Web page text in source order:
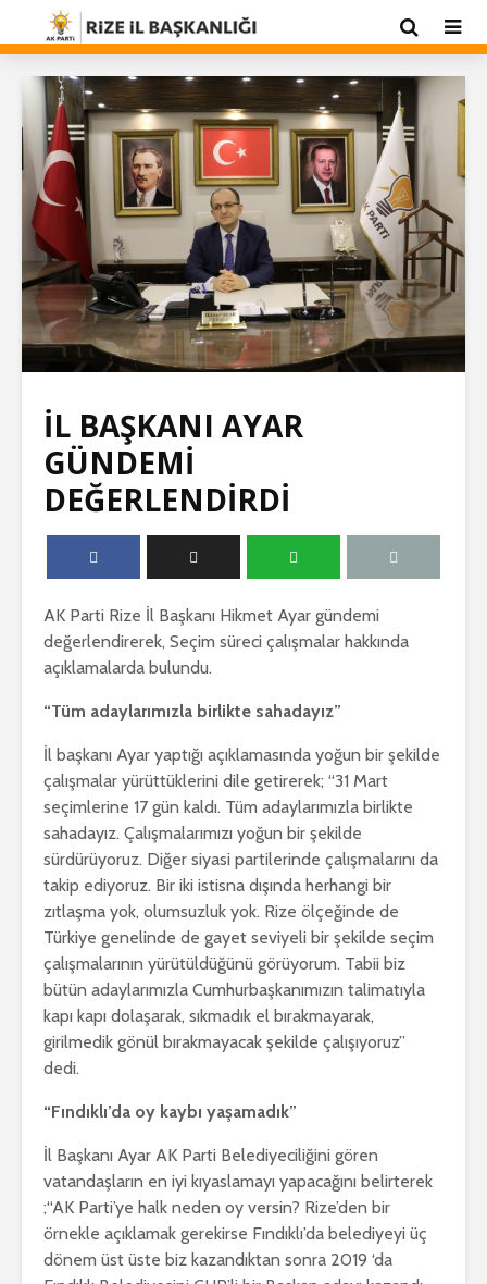
İL BAŞKANI AYAR
GÜNDEMİ
DEĞERLENDİRDİ
AK Parti Rize İl Başkanı Hikmet Ayar gündemi
değerlendirerek, Seçim süreci çalışmalar hakkında
açıklamalarda bulundu.
“Tüm adaylarımızla birlikte sahadayız”
İl başkanı Ayar yaptığı açıklamasında yoğun bir şekilde
çalışmalar yürüttüklerini dile getirerek; “31 Mart
seçimlerine 17 gün kaldı. Tüm adaylarımızla birlikte
sahadayız. Çalışmalarımızı yoğun bir şekilde
sürdürüyoruz. Diğer siyasi partilerinde çalışmalarını da
takip ediyoruz. Bir iki istisna dışında herhangi bir
zıtlaşma yok, olumsuzluk yok. Rize ölçeğinde de
Türkiye genelinde de gayet seviyeli bir şekilde seçim
çalışmalarının yürütüldüğünü görüyorum. Tabii biz
bütün adaylarımızla Cumhurbaşkanımızın talimatıyla
kapı kapı dolaşarak, sıkmadık el bırakmayarak,
girilmedik gönül bırakmayacak şekilde çalışıyoruz”
dedi.
“Fındıklı’da oy kaybı yaşamadık”
İl Başkanı Ayar AK Parti Belediyeciliğini gören
vatandaşların en iyi kıyaslamayı yapacağını belirterek
;“AK Parti’ye halk neden oy versin? Rize’den bir
örnekle açıklamak gerekirse Fındıklı’da belediyeyi üç
dönem üst üste biz kazandıktan sonra 2019 ‘da